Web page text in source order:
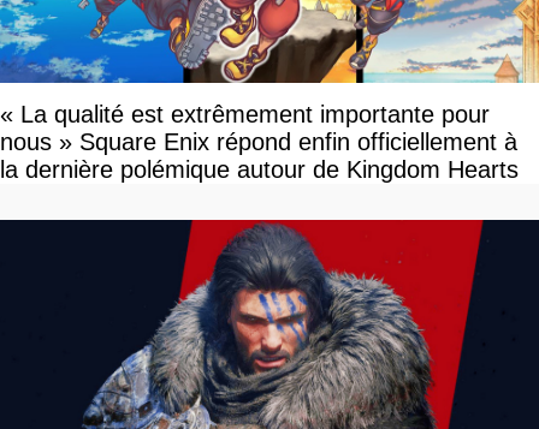
« La qualité est extrêmement importante pour
nous » Square Enix répond enfin officiellement à
la dernière polémique autour de Kingdom Hearts